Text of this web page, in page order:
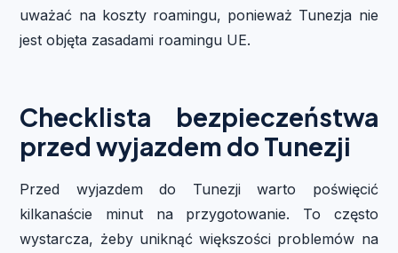
uważać na koszty roamingu, ponieważ Tunezja nie
jest objęta zasadami roamingu UE.
Checklista bezpieczeństwa
przed wyjazdem do Tunezji
Przed wyjazdem do Tunezji warto poświęcić
kilkanaście minut na przygotowanie. To często
wystarcza, żeby uniknąć większości problemów na